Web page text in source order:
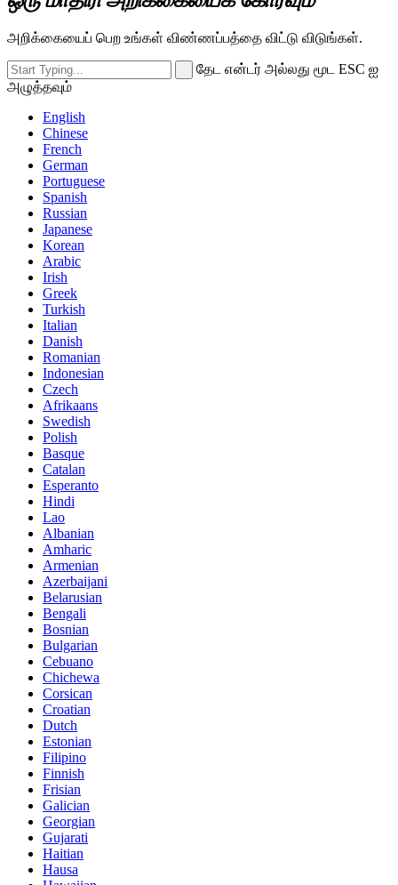
அறிக்கையைப் பெற உங்கள் விண்ணப்பத்தை விட்டு விடுங்கள்.
தேட என்டர் அல்லது மூட ESC ஐ
அழுத்தவும்
English
Chinese
French
German
Portuguese
Spanish
Russian
Japanese
Korean
Arabic
Irish
Greek
Turkish
Italian
Danish
Romanian
Indonesian
Czech
Afrikaans
Swedish
Polish
Basque
Catalan
Esperanto
Hindi
Lao
Albanian
Amharic
Armenian
Azerbaijani
Belarusian
Bengali
Bosnian
Bulgarian
Cebuano
Chichewa
Corsican
Croatian
Dutch
Estonian
Filipino
Finnish
Frisian
Galician
Georgian
Gujarati
Haitian
Hausa